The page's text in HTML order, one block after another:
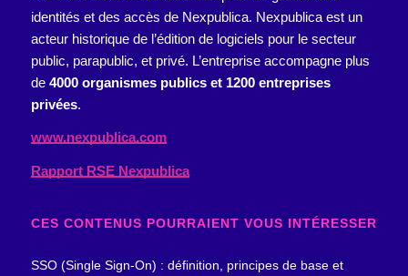
identités et des accès de Nexpublica. Nexpublica est un
acteur historique de l’édition de logiciels pour le secteur
public, parapublic, et privé. L’entreprise accompagne plus
de 4000 organismes publics et 1200 entreprises
privées.
www.nexpublica.com
Rapport RSE Nexpublica
CES CONTENUS POURRAIENT VOUS INTÉRESSER
SSO (Single Sign-On) : définition, principes de base et